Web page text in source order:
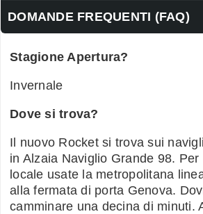
DOMANDE FREQUENTI (FAQ)
Stagione Apertura?
Invernale
Dove si trova?
Il nuovo Rocket si trova sui
in Alzaia Naviglio Grande 98.
locale usate la metropolitana
alla fermata di porta Genova.
camminare una decina di minuti.